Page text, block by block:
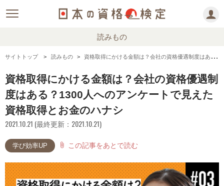
読みもの
サイトトップ 読みもの 資格取得にかける金額は？会社の資格優遇制度はある？1300人へのアンケートで見えた資格取得とお金のハナシ
資格取得にかける金額は？会社の資格優遇制
度はある？1300人へのアンケートで見えた
資格取得とお金のハナシ
2021.10.21 (最終更新：2021.10.21)
学び効率UP attach_file この記事をあとで読む